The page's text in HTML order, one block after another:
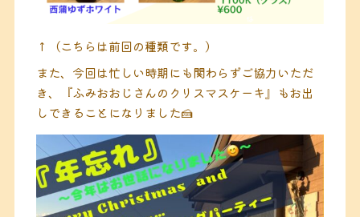
↑（こちらは前回の種類です。）
また、今回は忙しい時期にも関わらずご協力いただ
き、『ふみおおじさんのクリスマスケーキ』もお出
しできることになりました🍰